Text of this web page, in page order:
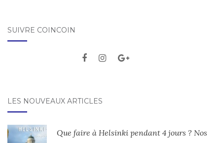
SUIVRE COINCOIN
LES NOUVEAUX ARTICLES
Que faire à Helsinki pendant 4 jours ? Nos